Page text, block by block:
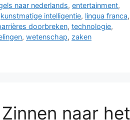
naar nederlands, entertainment,
kunstmatige intelligentie, lingua franca,
doorbreken, technologie,
, wetenschap, zaken
naar het